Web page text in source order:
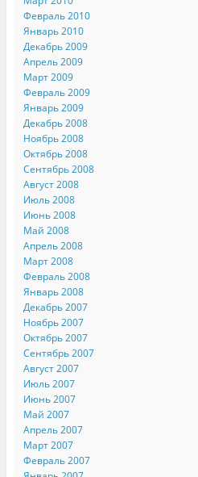
Февраль 2010
Январь 2010
Декабрь 2009
Апрель 2009
Март 2009
Февраль 2009
Январь 2009
Декабрь 2008
Ноябрь 2008
Октябрь 2008
Сентябрь 2008
Август 2008
Июль 2008
Июнь 2008
Май 2008
Апрель 2008
Март 2008
Февраль 2008
Январь 2008
Декабрь 2007
Ноябрь 2007
Октябрь 2007
Сентябрь 2007
Август 2007
Июль 2007
Июнь 2007
Май 2007
Апрель 2007
Март 2007
Февраль 2007